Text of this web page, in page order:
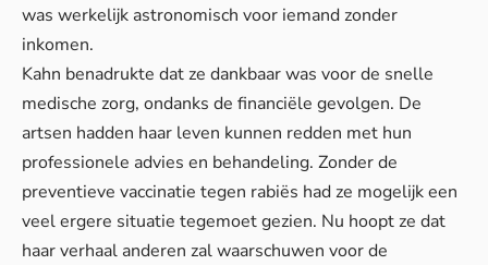
was werkelijk astronomisch voor iemand zonder
inkomen.
Kahn benadrukte dat ze dankbaar was voor de snelle
medische zorg, ondanks de financiële gevolgen. De
artsen hadden haar leven kunnen redden met hun
professionele advies en behandeling. Zonder de
preventieve vaccinatie tegen rabiës had ze mogelijk een
veel ergere situatie tegemoet gezien. Nu hoopt ze dat
haar verhaal anderen zal waarschuwen voor de